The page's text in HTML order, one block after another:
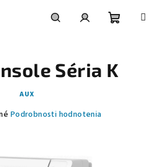
košík
Séria K
AUX
Podrobnosti hodnotenia